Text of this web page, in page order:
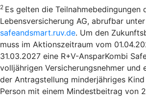
2 Es gelten die Teilnahmebedingungen
Lebensversicherung AG, abrufbar unter
safeandsmart.ruv.de. Um den
muss im Aktionszeitraum vom
31.03.2027 eine R+V-AnsparKombi
volljährigen Versicherungsnehmer und
der Antragstellung minderjähriges
Person mit einem Mindestbeitrag von